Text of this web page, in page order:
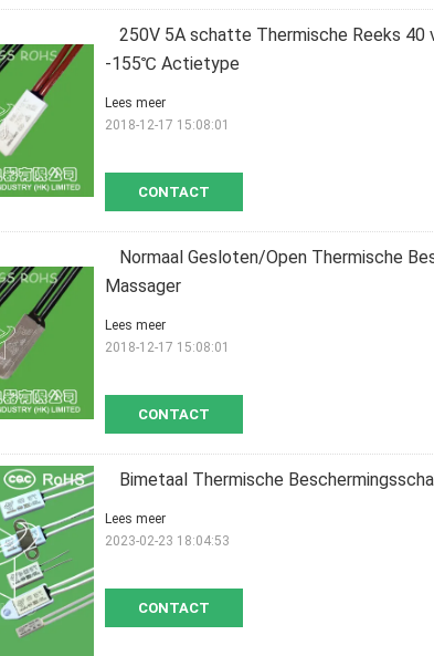
250V 5A schatte Thermische Reeks 40
-155℃ Actietype
CONTACT
Lees meer
2018-12-17 15:08:01
Normaal Gesloten/Open Thermische
Massager
CONTACT
Lees meer
2018-12-17 15:08:01
Bimetaal Thermische
CONTACT
Lees meer
2023-02-23 18:04:53